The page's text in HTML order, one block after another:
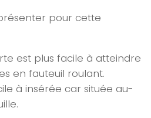
pour cette
est plus facile à atteindre
en fauteuil roulant.
à insérée car située au-